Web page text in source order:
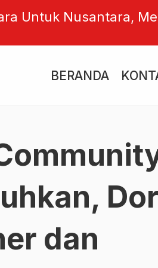
Untuk Nusantara,
BERANDA
dan